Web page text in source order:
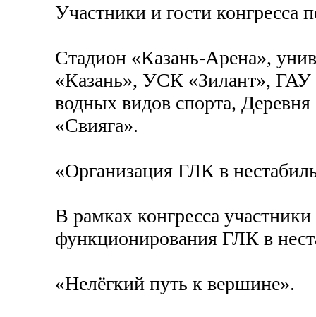
Участники и гости конгресса
Стадион «Казань-Арена»,
«Казань», УСК «Зилант»,
водных видов спорта,
«Свияга».
«Организация ГЛК в
В рамках конгресса
функционирования ГЛК в
«Нелёгкий путь к вершине».